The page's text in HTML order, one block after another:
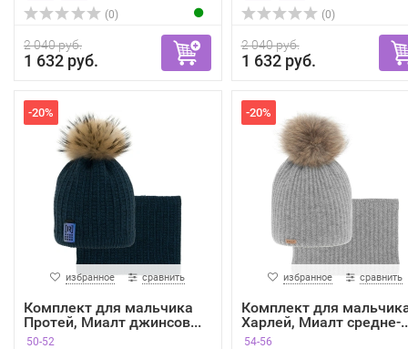
(0)
2 040 руб.
1 632 руб.
(0)
2 040 руб.
1 632 руб.
-20%
избранное сравнить
Комплект для мальчика
Протей, Миалт джинсов...
50-52
-20%
избранное сравнить
Комплект для
Харлей, Миалт средне-
54-56